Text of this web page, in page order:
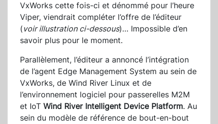
VxWorks cette fois-ci et dénommé pour l’heure
Viper, viendrait compléter l’offre de l’éditeur
(voir illustration ci-dessous)… Impossible d’en
savoir plus pour le moment.
Parallèlement, l’éditeur a annoncé l’intégration
de l’agent Edge Management System au sein de
VxWorks, de Wind River Linux et de
l’environnement logiciel pour passerelles M2M
et IoT Wind River Intelligent Device Platform. Au
sein du modèle de référence de bout-en-bout